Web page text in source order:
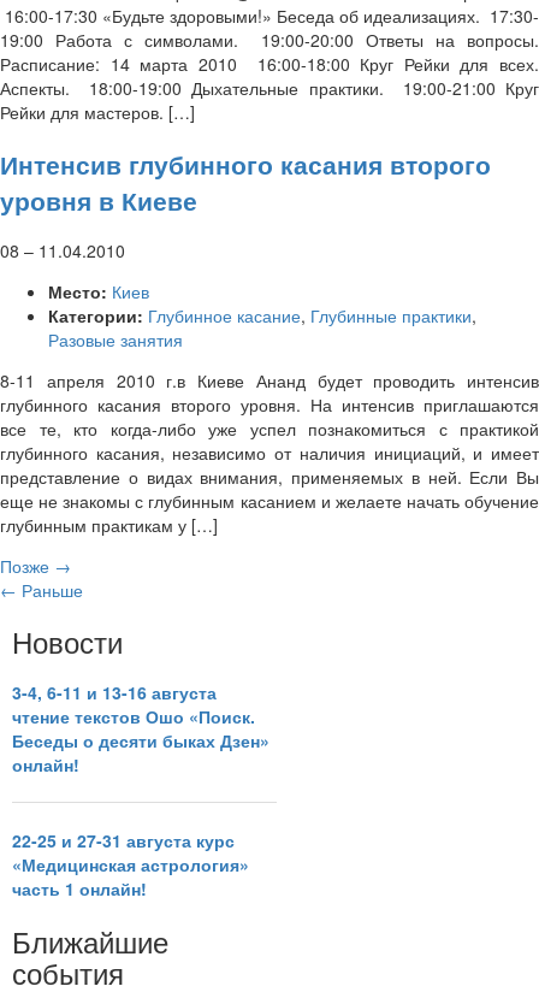
16:00-17:30 «Будьте здоровыми!» Беседа об идеализациях. 17:30-
19:00 Работа с символами. 19:00-20:00 Ответы на вопросы.
Расписание: 14 марта 2010 16:00-18:00 Круг Рейки для всех.
Аспекты. 18:00-19:00 Дыхательные практики. 19:00-21:00 Круг
Рейки для мастеров. […]
Интенсив глубинного касания второго
уровня в Киеве
08 – 11.04.2010
Место: Киев
Категории: Глубинное касание, Глубинные практики,
Разовые занятия
8-11 апреля 2010 г.в Киеве Ананд будет проводить интенсив
глубинного касания второго уровня. На интенсив приглашаются
все те, кто когда-либо уже успел познакомиться с практикой
глубинного касания, независимо от наличия инициаций, и имеет
представление о видах внимания, применяемых в ней. Если Вы
еще не знакомы с глубинным касанием и желаете начать обучение
глубинным практикам у […]
Позже →
← Раньше
Новости
3-4, 6-11 и 13-16 августа
чтение текстов Ошо «Поиск.
Беседы о десяти быках Дзен»
онлайн!
22-25 и 27-31 августа курс
«Медицинская астрология»
часть 1 онлайн!
Ближайшие
события